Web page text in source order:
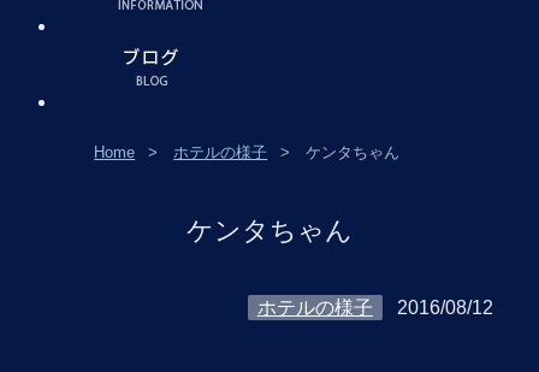
Home ホテルの様子 ケンタちゃん
ケンタちゃん
ホテルの様子 2016/08/12